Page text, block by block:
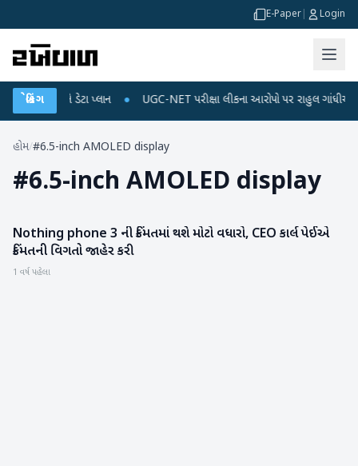
E-Paper Login
બ્રેકિંગ
રિચાર્જ અને ડેટા પ્લાન ● UGC-NET પરીક્ષા લીકના આરોપો પર રાહુલ ગાંધીએ કેન્દ્ર
હોમ/#6.5-inch AMOLED display
#6.5-inch AMOLED display
ગેજેટ
Nothing phone 3 ની કિંમતમાં થશે મોટો વધારો, CEO કાર્લ પેઈએ
કિંમતની વિગતો જાહેર કરી
1 વર્ષ પહેલા